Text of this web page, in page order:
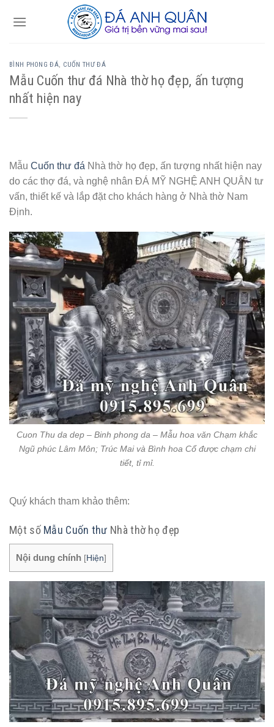
BÌNH PHONG ĐÁ, CUỐN THƯ ĐÁ
Mẫu Cuốn thư đá Nhà thờ họ đẹp, ấn tượng
nhất hiện nay
Mẫu Cuốn thư đá Nhà thờ họ đẹp, ấn tượng nhất hiện nay
do các thợ đá, và nghệ nhân ĐÁ MỸ NGHỆ ANH QUÂN tư
vấn, thiết kế và lắp đặt cho khách hàng ở Nhà thờ Nam
Định.
Cuon Thu da dep – Binh phong da – Mẫu hoa văn Chạm khắc
Ngũ phúc Lâm Môn; Trúc Mai và Bình hoa Cổ được chạm chi
tiết, tỉ mỉ.
Quý khách tham khảo thêm:
Một số Mẫu Cuốn thư Nhà thờ họ đẹp
Nội dung chính [Hiện]